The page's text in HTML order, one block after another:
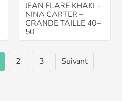
JEAN FLARE KHAKI –
NINA CARTER –
GRANDE TAILLE 40–
50
2 3 Suivant